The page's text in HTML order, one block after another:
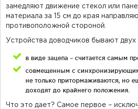
замедляют движение стекол или
материала за 15 см до края
противоположной стороной.
Устройства доводчиков бывают двух
в виде зацепа – считается самым
совмещенным с
не только притормаживаются, но
доходят до крайнего положения.
Что это дает? Самое первое –